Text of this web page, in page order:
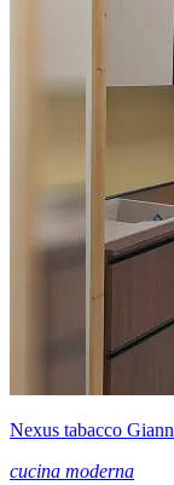
Nexus tabacco
cucina moderna